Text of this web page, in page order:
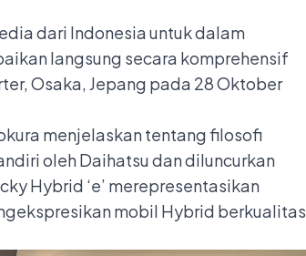
dari Indonesia untuk dalam
langsung secara komprehensif
Osaka, Jepang pada 28 Oktober
menjelaskan tentang filosofi
oleh Daihatsu dan diluncurkan
Hybrid ‘e’ merepresentasikan
mobil Hybrid berkualitas